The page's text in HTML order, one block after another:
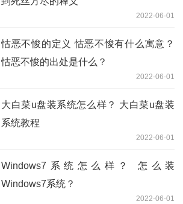
2022-06-01
怙恶不悛的定义 怙恶不悛有什么寓意？
怙恶不悛的出处是什么？
2022-06-01
大白菜u盘装系统怎么样？ 大白菜u盘装
系统教程
2022-06-01
Windows7系统怎么样？ 怎么装
Windows7系统？
2022-06-01